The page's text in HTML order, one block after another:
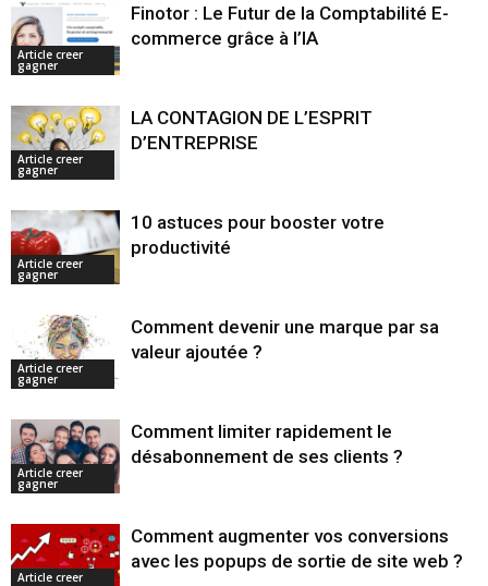
Article creer
gagner
Finotor : Le Futur de la Comptabilité E-
commerce grâce à l’IA
Article creer
gagner
LA CONTAGION DE L’ESPRIT
D’ENTREPRISE
Article creer
gagner
10 astuces pour booster votre
productivité
Article creer
gagner
Comment devenir une marque par sa
valeur ajoutée ?
Article creer
gagner
Comment limiter rapidement le
désabonnement de ses clients ?
Article creer
Comment augmenter vos conversions
avec les popups de sortie de site web ?